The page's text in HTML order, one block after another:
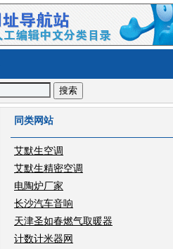
同类网站
艾默生空调
艾默生精密空调
电陶炉厂家
长沙汽车音响
天津圣如春燃气取暖器
计数计米器网